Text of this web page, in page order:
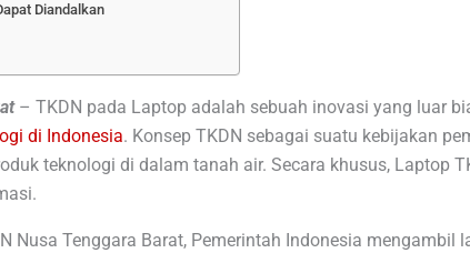
Diandalkan
– TKDN pada Laptop adalah sebuah inovasi yang luar
di Indonesia. Konsep TKDN sebagai suatu kebijakan
teknologi di dalam tanah air. Secara khusus, Laptop
Nusa Tenggara Barat, Pemerintah Indonesia